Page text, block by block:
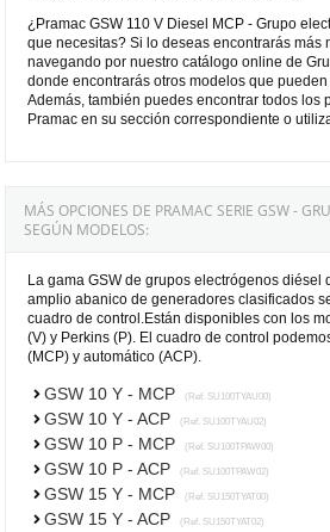
¿Pramac GSW 110 V Diesel MCP - Grupo
que necesitas? Si lo deseas encontrarás más
navegando por nuestro catálogo online de
donde encontrarás otros modelos que
Además, también puedes encontrar todos los
Pramac en su sección correspondiente o
MÁS OPCIONES DE PRAMAC SERIE GSW -
SEGÚN MODELOS:
La gama GSW de grupos electrógenos diésel
amplio abanico de generadores clasificados
cuadro de control.Están disponibles con los
(V) y Perkins (P). El cuadro de control
(MCP) y automático (ACP).
GSW 10 Y - MCP (Ref. SU100TYAU00)
GSW 10 Y - ACP (Ref. SU100TYAU02)
GSW 10 P - MCP (Ref. SU100TPAW00)
GSW 10 P - ACP (Ref. SU100TPAW02)
GSW 15 Y - MCP (Ref. SU150TYAT00)
GSW 15 Y - ACP (Ref. SU150TYAT02)